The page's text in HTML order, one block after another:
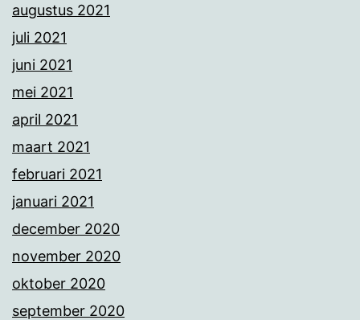
augustus 2021
juli 2021
juni 2021
mei 2021
april 2021
maart 2021
februari 2021
januari 2021
december 2020
november 2020
oktober 2020
september 2020